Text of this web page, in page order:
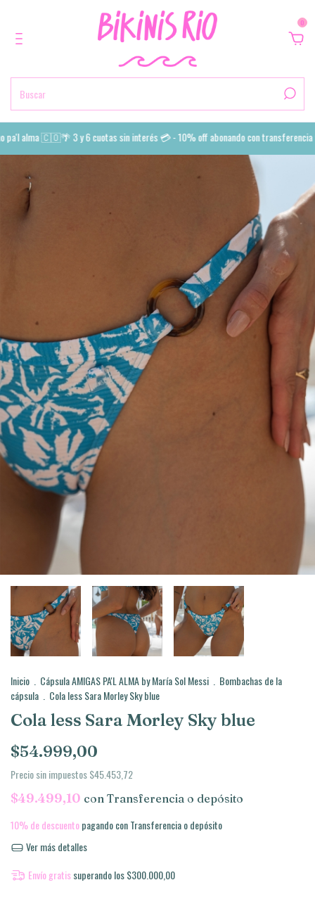
0
alma 🇨🇴🌴 3 y 6 cuotas sin interés 💳 - 10% off abonando con transferencia
Inicio . Cápsula AMIGAS PA'L ALMA by María Sol Messi . Bombachas de la
cápsula . Cola less Sara Morley Sky blue
Cola less Sara Morley Sky blue
$54.999,00
Precio sin impuestos$45.453,72
$49.499,10 con Transferencia o depósito
10% de descuentopagando con Transferencia o depósito
Ver más detalles
Envío gratissuperando los$300.000,00